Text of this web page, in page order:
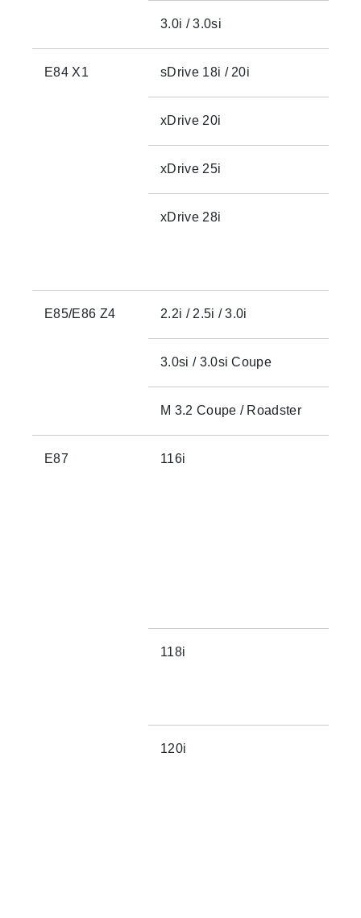
3.0i / 3.0si
E84 X1 sDrive 18i / 20i
xDrive 20i
xDrive 25i
xDrive 28i
E85/E86 Z4 2.2i / 2.5i / 3.0i
3.0si / 3.0si Coupe
M 3.2 Coupe / Roadster
E87 116i
118i
120i